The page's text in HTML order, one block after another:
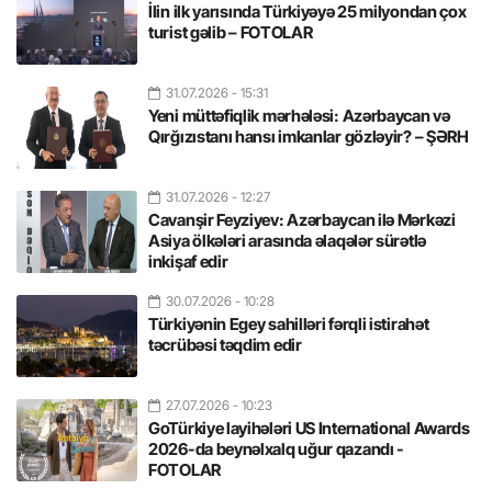
İlin ilk yarısında Türkiyəyə 25 milyondan çox
turist gəlib – FOTOLAR
31.07.2026 - 15:31
Yeni müttəfiqlik mərhələsi: Azərbaycan və
Qırğızıstanı hansı imkanlar gözləyir? – ŞƏRH
31.07.2026 - 12:27
Cavanşir Feyziyev: Azərbaycan ilə Mərkəzi
Asiya ölkələri arasında əlaqələr sürətlə
inkişaf edir
30.07.2026 - 10:28
Türkiyənin Egey sahilləri fərqli istirahət
təcrübəsi təqdim edir
27.07.2026 - 10:23
GoTürkiye layihələri US International Awards
2026-da beynəlxalq uğur qazandı -
FOTOLAR